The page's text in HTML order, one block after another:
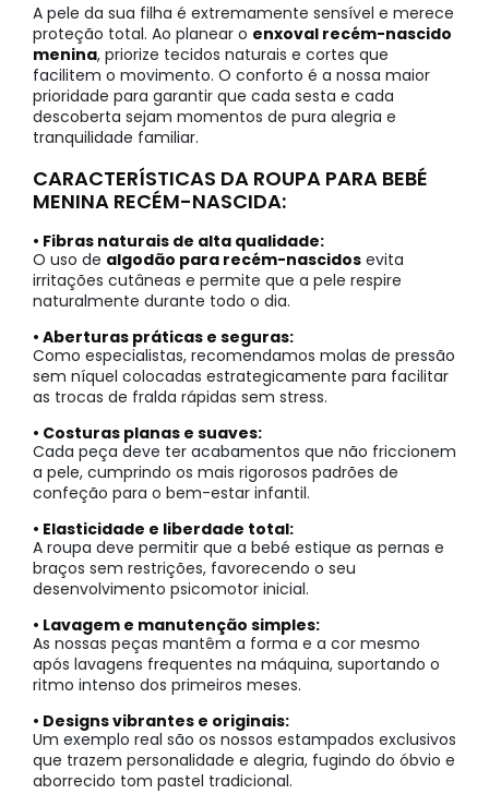
A pele da sua filha é extremamente sensível e merece
proteção total. Ao planear o enxoval recém-nascido
menina, priorize tecidos naturais e cortes que
facilitem o movimento. O conforto é a nossa maior
prioridade para garantir que cada sesta e cada
descoberta sejam momentos de pura alegria e
tranquilidade familiar.
CARACTERÍSTICAS DA ROUPA PARA BEBÉ
MENINA RECÉM-NASCIDA:
• Fibras naturais de alta qualidade:
O uso de algodão para recém-nascidos evita
irritações cutâneas e permite que a pele respire
naturalmente durante todo o dia.
• Aberturas práticas e seguras:
Como especialistas, recomendamos molas de pressão
sem níquel colocadas estrategicamente para facilitar
as trocas de fralda rápidas sem stress.
• Costuras planas e suaves:
Cada peça deve ter acabamentos que não friccionem
a pele, cumprindo os mais rigorosos padrões de
confeção para o bem-estar infantil.
• Elasticidade e liberdade total:
A roupa deve permitir que a bebé estique as pernas e
braços sem restrições, favorecendo o seu
desenvolvimento psicomotor inicial.
• Lavagem e manutenção simples:
As nossas peças mantêm a forma e a cor mesmo
após lavagens frequentes na máquina, suportando o
ritmo intenso dos primeiros meses.
• Designs vibrantes e originais:
Um exemplo real são os nossos estampados exclusivos
que trazem personalidade e alegria, fugindo do óbvio e
aborrecido tom pastel tradicional.